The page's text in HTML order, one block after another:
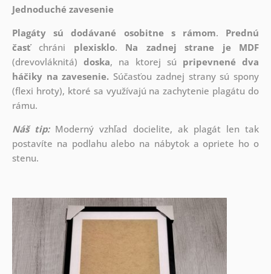
Jednoduché zavesenie
Plagáty sú dodávané osobitne s rámom. Prednú
časťchráni plexisklo. Na zadnej strane je
MDF
(drevovláknitá) doska, na ktorej sú pripevnené dva
háčiky na zavesenie.Súčasťou zadnej strany sú spony
(flexi hroty), ktoré sa využívajú na zachytenie plagátu do
rámu.
Náš tip: Moderný vzhľad docielite, ak plagát len tak
postavíte na podlahu alebo na nábytok a opriete ho o
stenu.